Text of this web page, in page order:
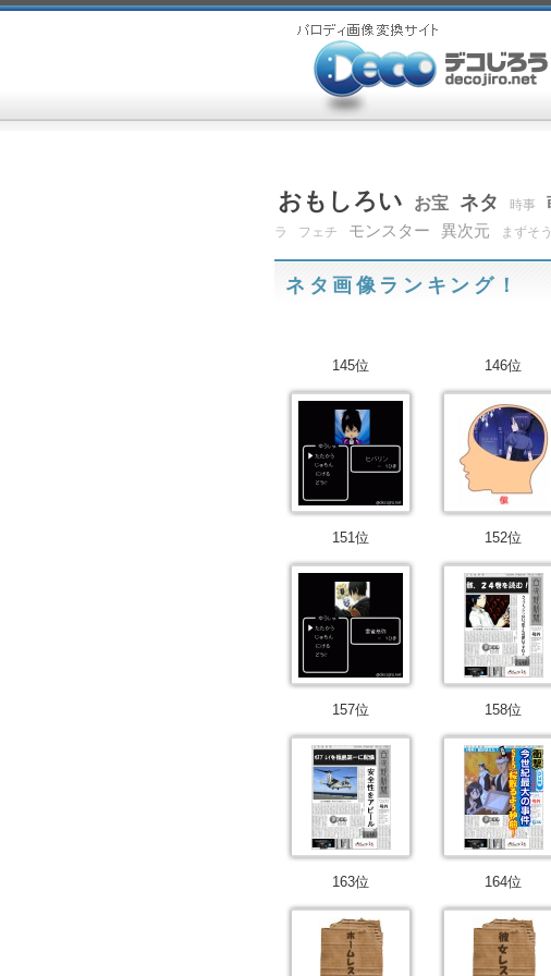
おもしろい お宝 ネタ 時事
ラ
フェチ モンスター 異次元 まずそう
ネタ画像ランキング！
145位 146位
151位 152位
157位 158位
163位 164位